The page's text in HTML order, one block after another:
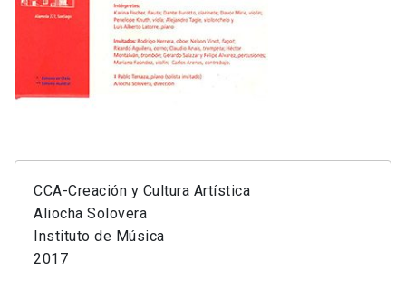
CCA-Creación y Cultura Artística
Aliocha Solovera
Instituto de Música
2017